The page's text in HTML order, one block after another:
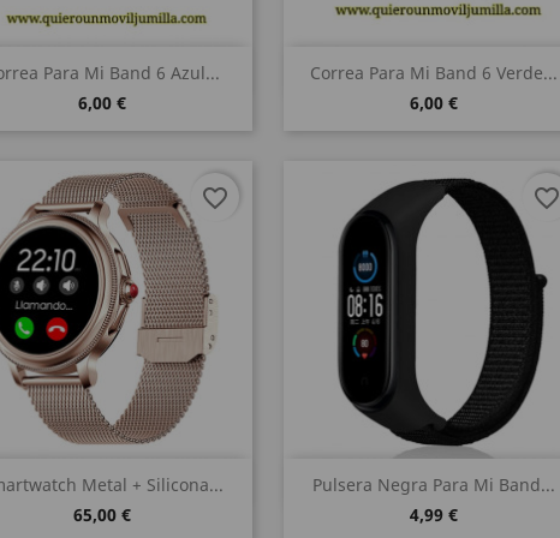
Para Mi Band 6 Azul...
6,00 €
Vista rápida
Correa Para Mi Band 6 Verde...
6,00 €
Vista rápida
Metal + Silicona...
65,00 €
Vista rápida
favorite_border
Pulsera Negra Para Mi Band...
4,99 €
Vista rápida
favorite_border